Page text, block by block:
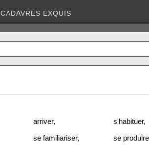
CADAVRES EXQUIS
arriver, s'habituer,
se familiariser, se produire